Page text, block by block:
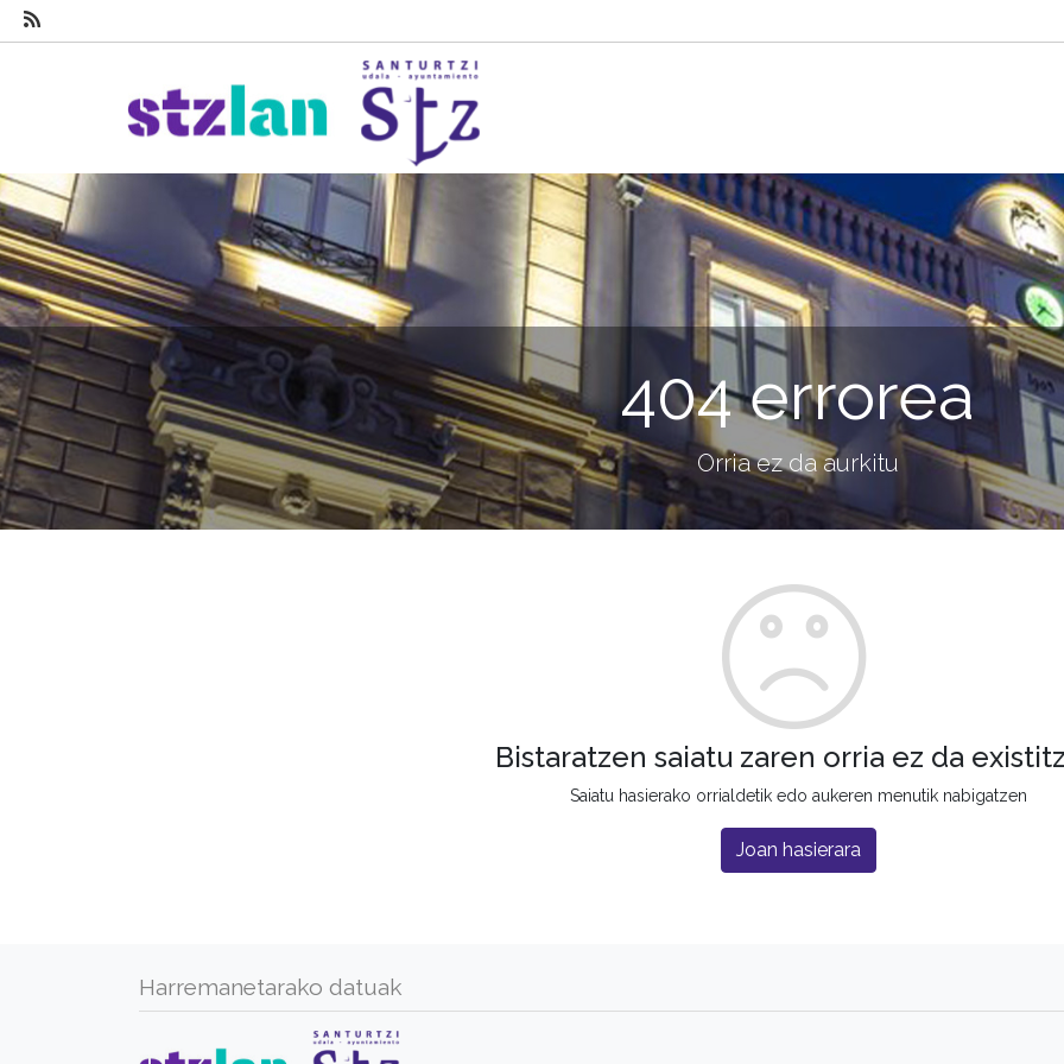
404 errorea
Orria ez da aurkitu
Bistaratzen saiatu zaren orria ez da
Saiatu hasierako orrialdetik edo aukeren menutik nabigatzen
Joan hasierara
Harremanetarako datuak